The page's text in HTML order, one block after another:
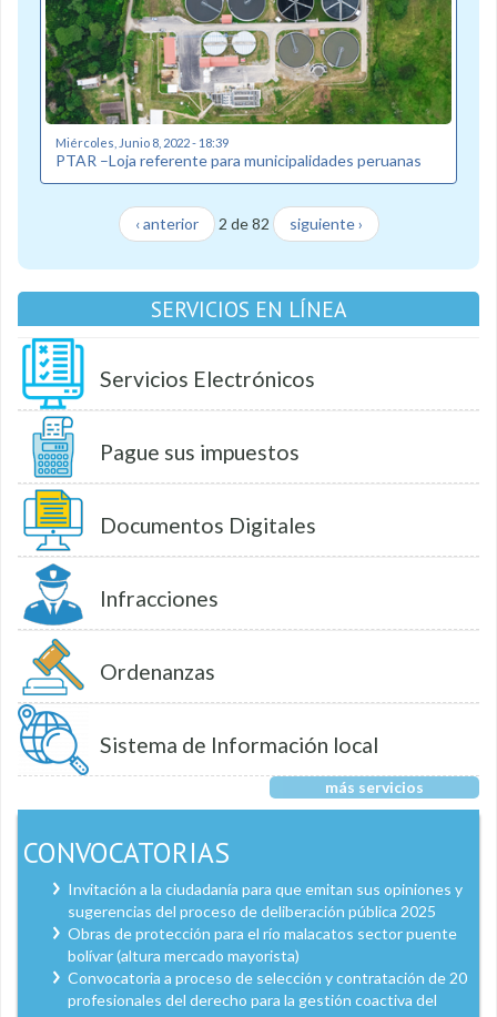
Miércoles, Junio 8, 2022 - 18:39
PTAR –Loja referente para municipalidades peruanas
‹ anterior 2 de 82 siguiente ›
SERVICIOS EN LÍNEA
Servicios Electrónicos
Pague sus impuestos
Documentos Digitales
Infracciones
Ordenanzas
Sistema de Información local
más servicios
CONVOCATORIAS
Invitación a la ciudadanía para que emitan sus opiniones y
sugerencias del proceso de deliberación pública 2025
Obras de protección para el río malacatos sector puente
bolívar (altura mercado mayorista)
Convocatoria a proceso de selección y contratación de 20
profesionales del derecho para la gestión coactiva del